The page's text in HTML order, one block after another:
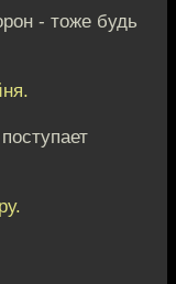
- тоже будь